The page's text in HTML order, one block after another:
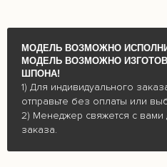
МОДЕЛЬ ВОЗМОЖНО
МОДЕЛЬ ВОЗМОЖНО
ШПОНА!
1) Для индивидуального
отправьте без оплаты или
2) Менеджер свяжется с вами
заказа.